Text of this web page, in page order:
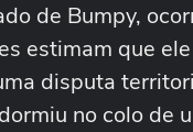
de Bumpy,
estimam que
disputa
no colo de